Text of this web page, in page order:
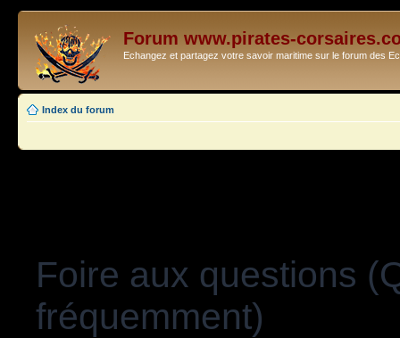
Forum www.pirates-
Echangez et partagez votre savoir maritime sur le forum des
Index du forum
Foire aux questions
fréquemment)